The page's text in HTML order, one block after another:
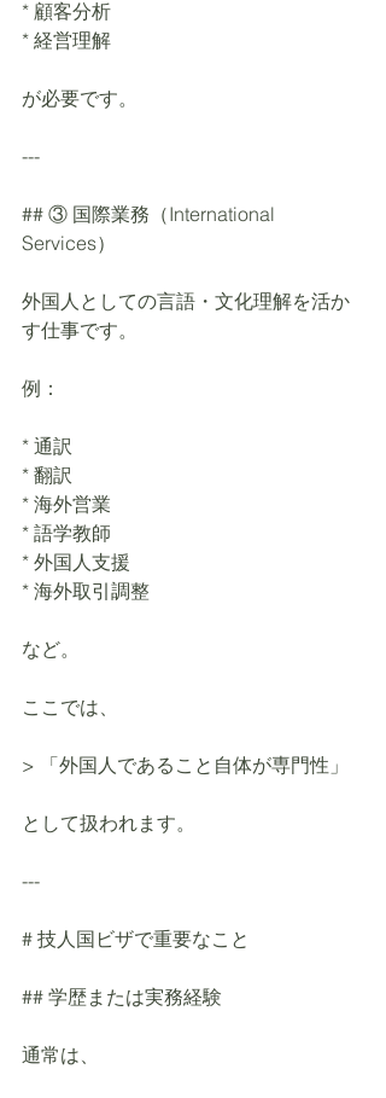
* 顧客分析
* 経営理解
が必要です。
---
## ③ 国際業務（International
Services）
外国人としての言語・文化理解を活か
す仕事です。
例：
* 通訳
* 翻訳
* 海外営業
* 語学教師
* 外国人支援
* 海外取引調整
など。
ここでは、
> 「外国人であること自体が専門性」
として扱われます。
---
# 技人国ビザで重要なこと
## 学歴または実務経験
通常は、